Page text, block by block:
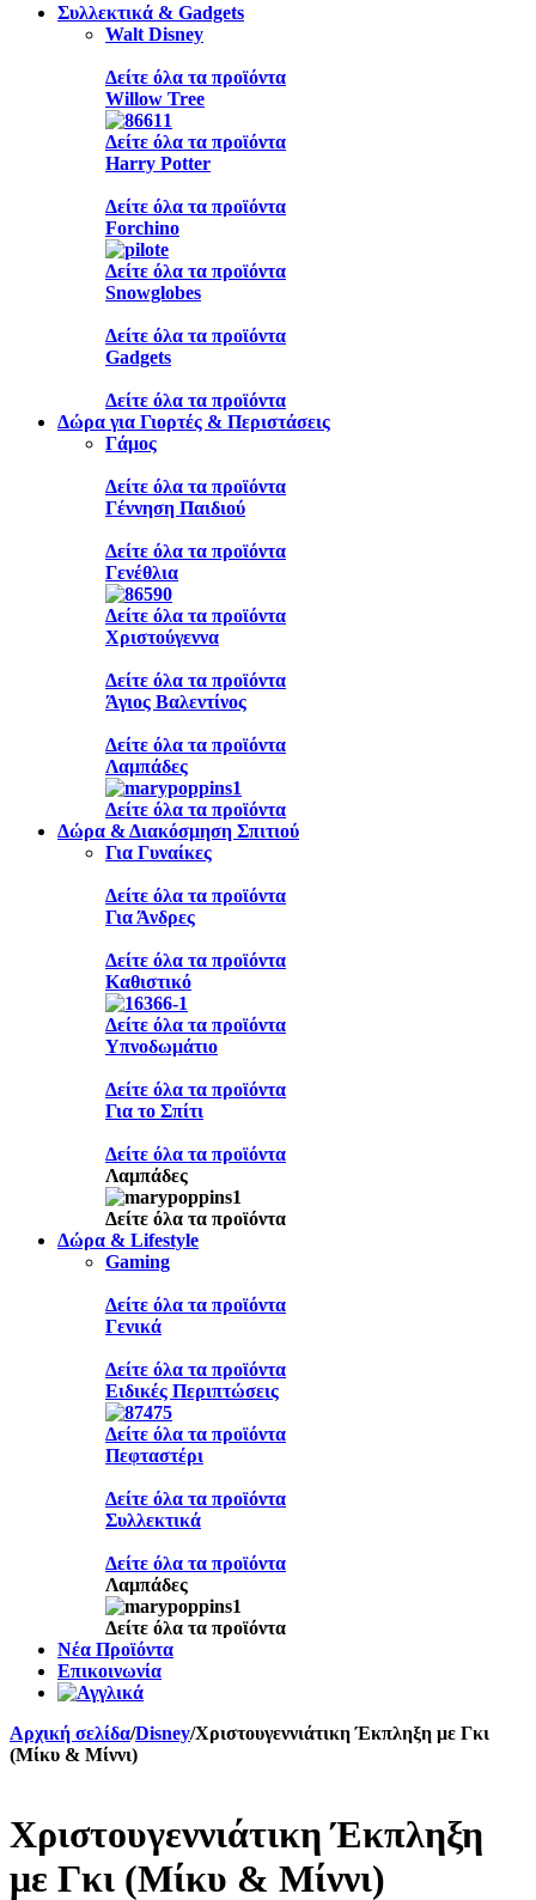
Συλλεκτικά & Gadgets
Walt Disney
Δείτε όλα τα προϊόντα
Willow Tree
Δείτε όλα τα προϊόντα
Harry Potter
Δείτε όλα τα προϊόντα
Forchino
Δείτε όλα τα προϊόντα
Snowglobes
Δείτε όλα τα προϊόντα
Gadgets
Δείτε όλα τα προϊόντα
Δώρα για Γιορτές & Περιστάσεις
Γάμος
Δείτε όλα τα προϊόντα
Γέννηση Παιδιού
Δείτε όλα τα προϊόντα
Γενέθλια
Δείτε όλα τα προϊόντα
Χριστούγεννα
Δείτε όλα τα προϊόντα
Άγιος Βαλεντίνος
Δείτε όλα τα προϊόντα
Λαμπάδες
Δείτε όλα τα προϊόντα
Δώρα & Διακόσμηση Σπιτιού
Για Γυναίκες
Δείτε όλα τα προϊόντα
Για Άνδρες
Δείτε όλα τα προϊόντα
Καθιστικό
Δείτε όλα τα προϊόντα
Υπνοδωμάτιο
Δείτε όλα τα προϊόντα
Για το Σπίτι
Δείτε όλα τα προϊόντα
Λαμπάδες
Δείτε όλα τα προϊόντα
Δώρα & Lifestyle
Gaming
Δείτε όλα τα προϊόντα
Γενικά
Δείτε όλα τα προϊόντα
Ειδικές Περιπτώσεις
Δείτε όλα τα προϊόντα
Πεφταστέρι
Δείτε όλα τα προϊόντα
Συλλεκτικά
Δείτε όλα τα προϊόντα
Λαμπάδες
Δείτε όλα τα προϊόντα
Νέα Προϊόντα
Επικοινωνία
Αρχική σελίδα/Disney/Χριστουγεννιάτικη Έκπληξη με Γκι
(Μίκυ & Μίννι)
Χριστουγεννιάτικη Έκπληξη
με Γκι (Μίκυ & Μίννι)